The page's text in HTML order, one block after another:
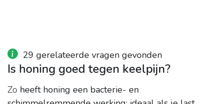
29 gerelateerde vragen gevonden
Is honing goed tegen keelpijn?
Zo heeft honing een bacterie- en